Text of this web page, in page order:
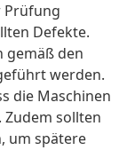
Prüfung
Defekte.
gemäß den
werden.
die Maschinen
sollten
um spätere